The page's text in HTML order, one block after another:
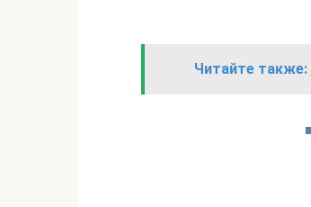
Читайте также: